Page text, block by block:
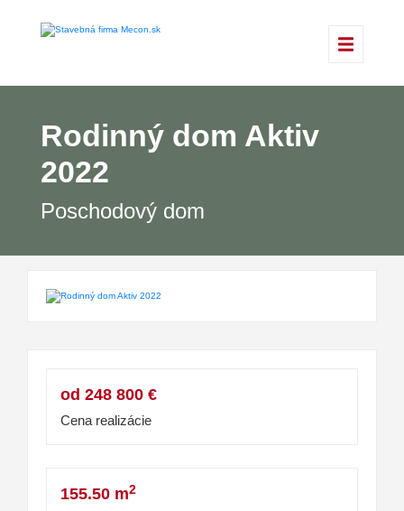
Rodinný dom Aktiv
2022
Poschodový dom
od 248 800 €
Cena realizácie
155.50 m2